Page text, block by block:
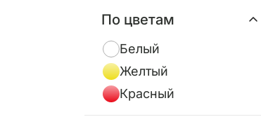
По цветам
Белый
Желтый
Красный